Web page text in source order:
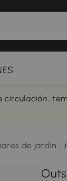
circulación,
de jardín /